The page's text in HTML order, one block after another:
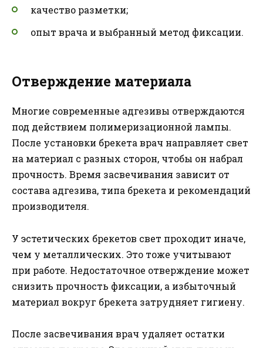
качество разметки;
опыт врача и выбранный метод фиксации.
Отверждение материала
Многие современные адгезивы отверждаются
под действием полимеризационной лампы.
После установки брекета врач направляет свет
на материал с разных сторон, чтобы он набрал
прочность. Время засвечивания зависит от
состава адгезива, типа брекета и рекомендаций
производителя.
У эстетических брекетов свет проходит иначе,
чем у металлических. Это тоже учитывают
при работе. Недостаточное отверждение может
снизить прочность фиксации, а избыточный
материал вокруг брекета затрудняет гигиену.
После засвечивания врач удаляет остатки